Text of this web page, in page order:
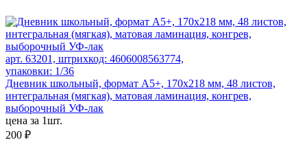
арт. 63201, штрихкод: 4606008563774,
упаковки: 1/36
Дневник школьный, формат А5+, 170х218 мм, 48 листов,
интегральная (мягкая), матовая ламинация, конгрев,
выборочный УФ-лак
цена за 1шт.
200 ₽